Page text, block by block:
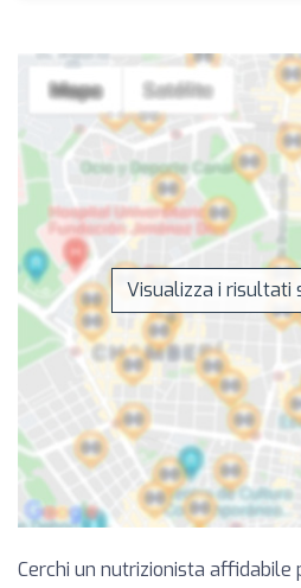
Visualizza i risultati
Cerchi un nutrizionista